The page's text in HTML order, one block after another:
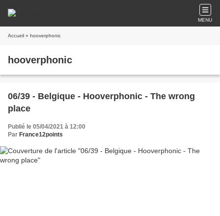
MENU
Accueil » hooverphonic
hooverphonic
06/39 - Belgique - Hooverphonic - The wrong
place
Publié le 05/04/2021 à 12:00
Par France12points